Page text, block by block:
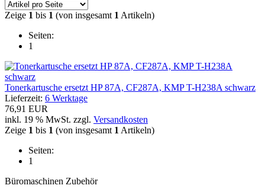
Zeige 1 bis 1 (von insgesamt 1 Artikeln)
Seiten:
1
Tonerkartusche ersetzt HP 87A, CF287A, KMP T-H238A schwarz
Lieferzeit: 6 Werktage
76,91 EUR
inkl. 19 % MwSt. zzgl. Versandkosten
Zeige 1 bis 1 (von insgesamt 1 Artikeln)
Seiten:
1
Büromaschinen Zubehör